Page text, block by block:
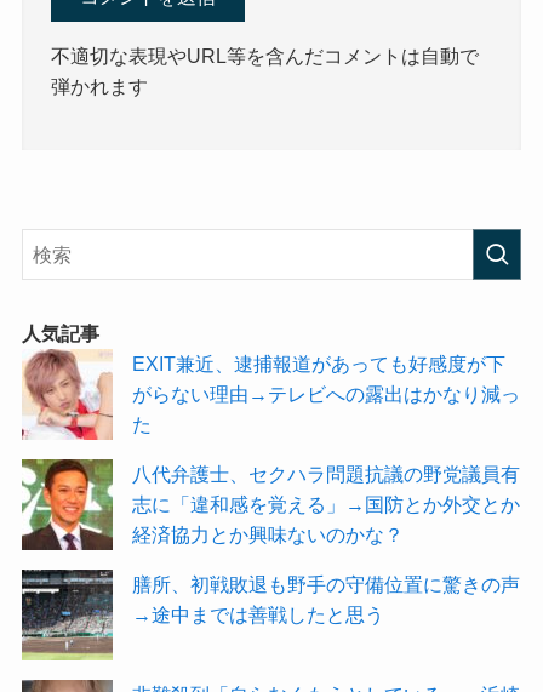
不適切な表現やURL等を含んだコメントは自動で
弾かれます
人気記事
EXIT兼近、逮捕報道があっても好感度が下
がらない理由→テレビへの露出はかなり減っ
た
八代弁護士、セクハラ問題抗議の野党議員有
志に「違和感を覚える」→国防とか外交とか
経済協力とか興味ないのかな？
膳所、初戦敗退も野手の守備位置に驚きの声
→途中までは善戦したと思う